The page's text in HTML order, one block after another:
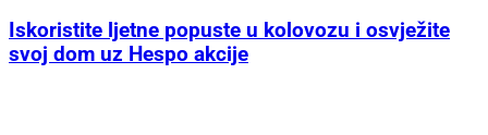
Iskoristite ljetne popuste u kolovozu i osvježite
svoj dom uz Hespo akcije